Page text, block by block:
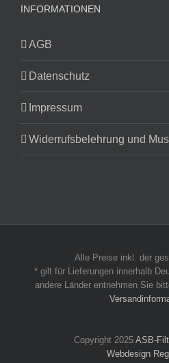
INFORMATIONEN
AGB
Datenschutz
Impressum
Widerrufsbelehrung und
Alle Preise inkl. der
* gilt für Lieferungen innerhalb
andere Länder entnehmen Sie
Copyright 2025 ASB-
Webdesign